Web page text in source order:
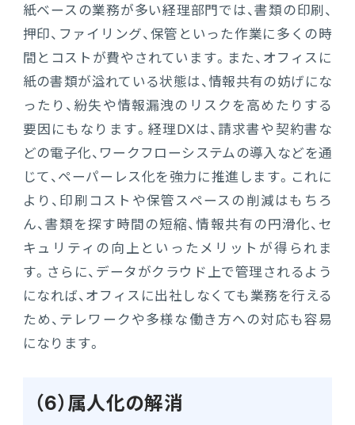
紙ベースの業務が多い経理部門では、書類の印刷、
押印、ファイリング、保管といった作業に多くの時
間とコストが費やされています。また、オフィスに
紙の書類が溢れている状態は、情報共有の妨げにな
ったり、紛失や情報漏洩のリスクを高めたりする
要因にもなります。経理DXは、請求書や契約書な
どの電子化、ワークフローシステムの導入などを通
じて、ペーパーレス化を強力に推進します。これに
より、印刷コストや保管スペースの削減はもちろ
ん、書類を探す時間の短縮、情報共有の円滑化、セ
キュリティの向上といったメリットが得られま
す。さらに、データがクラウド上で管理されるよう
になれば、オフィスに出社しなくても業務を行える
ため、テレワークや多様な働き方への対応も容易
になります。
（6）属人化の解消